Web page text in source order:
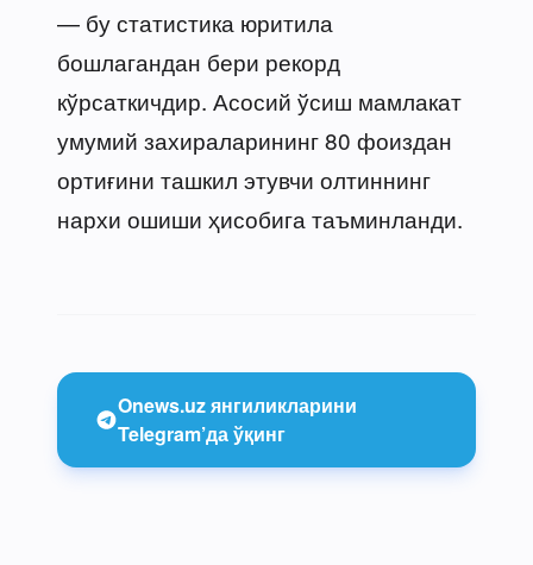
— бу статистика юритила
бошлагандан бери рекорд
кўрсаткичдир. Асосий ўсиш мамлакат
умумий захираларининг 80 фоиздан
ортиғини ташкил этувчи олтиннинг
нархи ошиши ҳисобига таъминланди.
Onews.uz янгиликларини
Telegram’да ўқинг